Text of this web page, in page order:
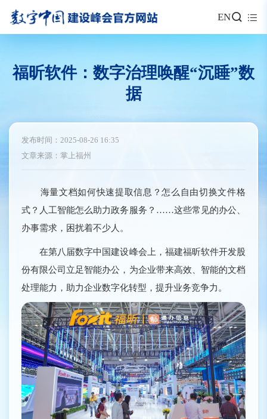
EN
福昕软件：数字治理唤醒“沉睡”数
据
发布时间：2025-08-26 16:35
文章来源：掌上福州
海量文档如何快速提取信息？怎么自由切换文件格
式？人工智能怎么助力政务服务？……这些常见的办公、
办事需求，困扰着不少人。
在第八届数字中国建设峰会上，福建福昕软件开发股
份有限公司立足智能办公，为企业带来高效、智能的文档
处理能力，助力企业数字化转型，提升业务竞争力。